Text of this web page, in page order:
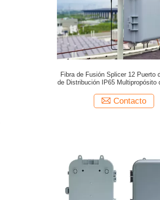
Fibra de Fusión Splicer 12 Puerto
de Distribución IP65 Multipropósito
Contacto